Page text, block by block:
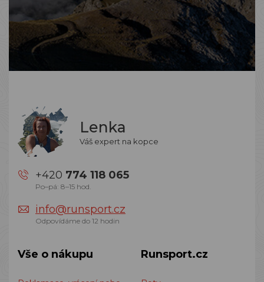
Lenka
Váš expert na kopce
+420 774 118 065
Po–pá: 8–15 hod.
info@runsport.cz
Odpovídáme do 12 hodin
Vše o nákupu Runsport.cz